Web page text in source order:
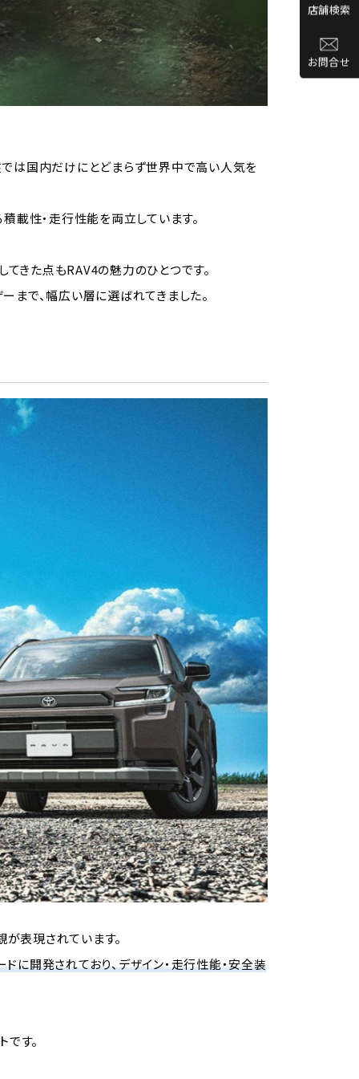
店舗検索
お問合せ
では国内だけにとどまらず世界中で高い人気を
載性・走行性能を両立しています。
てきた点もRAV4の魅力のひとつです。
まで、幅広い層に選ばれてきました。
表現されています。
ドに開発されており、デザイン・走行性能・安全装
す。